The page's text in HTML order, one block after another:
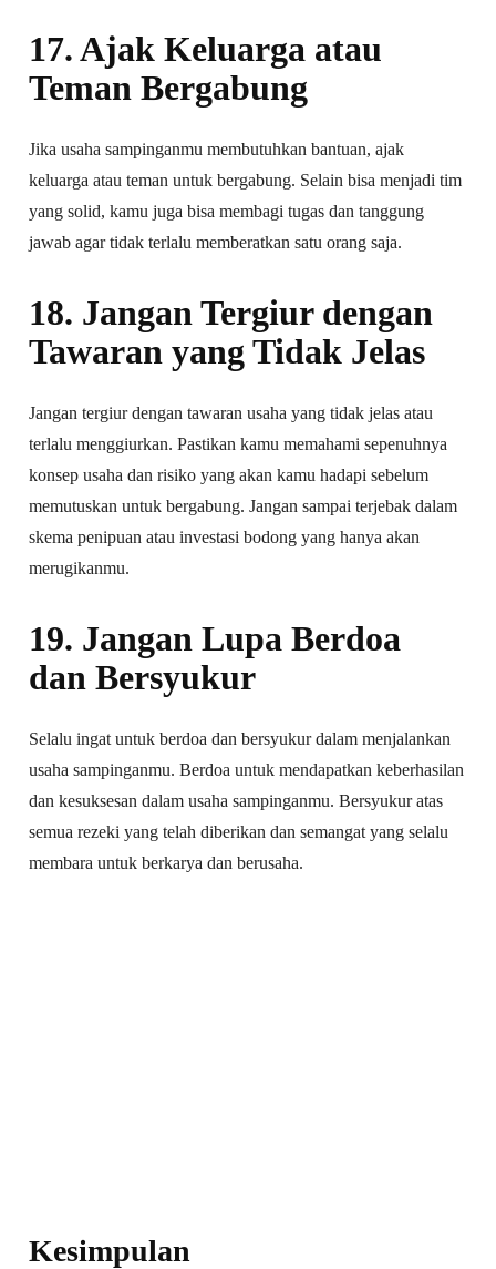
17. Ajak Keluarga atau
Teman Bergabung
Jika usaha sampinganmu membutuhkan bantuan, ajak
keluarga atau teman untuk bergabung. Selain bisa menjadi tim
yang solid, kamu juga bisa membagi tugas dan tanggung
jawab agar tidak terlalu memberatkan satu orang saja.
18. Jangan Tergiur dengan
Tawaran yang Tidak Jelas
Jangan tergiur dengan tawaran usaha yang tidak jelas atau
terlalu menggiurkan. Pastikan kamu memahami sepenuhnya
konsep usaha dan risiko yang akan kamu hadapi sebelum
memutuskan untuk bergabung. Jangan sampai terjebak dalam
skema penipuan atau investasi bodong yang hanya akan
merugikanmu.
19. Jangan Lupa Berdoa
dan Bersyukur
Selalu ingat untuk berdoa dan bersyukur dalam menjalankan
usaha sampinganmu. Berdoa untuk mendapatkan keberhasilan
dan kesuksesan dalam usaha sampinganmu. Bersyukur atas
semua rezeki yang telah diberikan dan semangat yang selalu
membara untuk berkarya dan berusaha.
Kesimpulan